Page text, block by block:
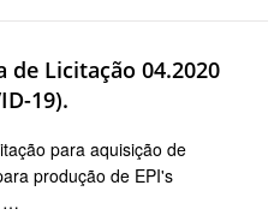
de Licitação 04.2020
19).
para aquisição de
produção de EPI's
…